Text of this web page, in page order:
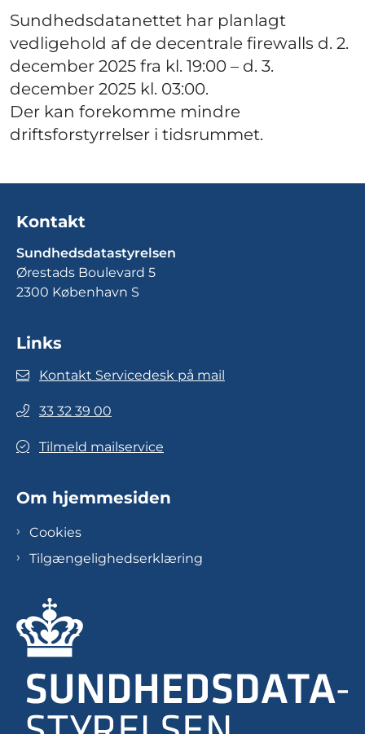
Sundhedsdatanettet har planlagt
vedligehold af de decentrale firewalls d. 2.
december 2025 fra kl. 19:00 – d. 3.
december 2025 kl. 03:00.
Der kan forekomme mindre
driftsforstyrrelser i tidsrummet.
Kontakt
Sundhedsdatastyrelsen
Ørestads Boulevard 5
2300 København S
Links
Kontakt Servicedesk på mail
33 32 39 00
Tilmeld mailservice
Om hjemmesiden
Cookies
Tilgængelighedserklæring